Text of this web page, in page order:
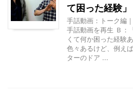
て困った経験」
手話動画：トーク編
手話動画を再生 Ｂ：
くて何か困った経験
色々あるけど、例え
ターのドア ...